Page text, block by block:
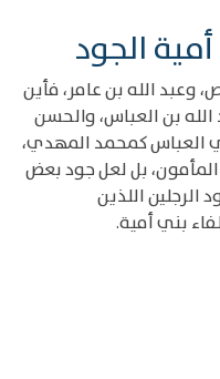
الجود
وعبد الله بن عامر، فأين
بن العباس، والحسن
العباس كمحمد المهدي،
بل لعل جود بعض
اللذين
بني أمية.